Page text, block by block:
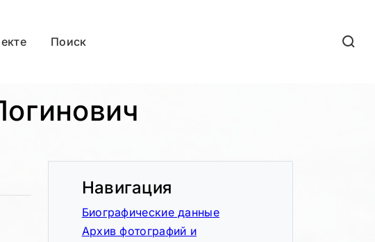
Поиск
Навигация
Биографические данные
Архив фотографий и